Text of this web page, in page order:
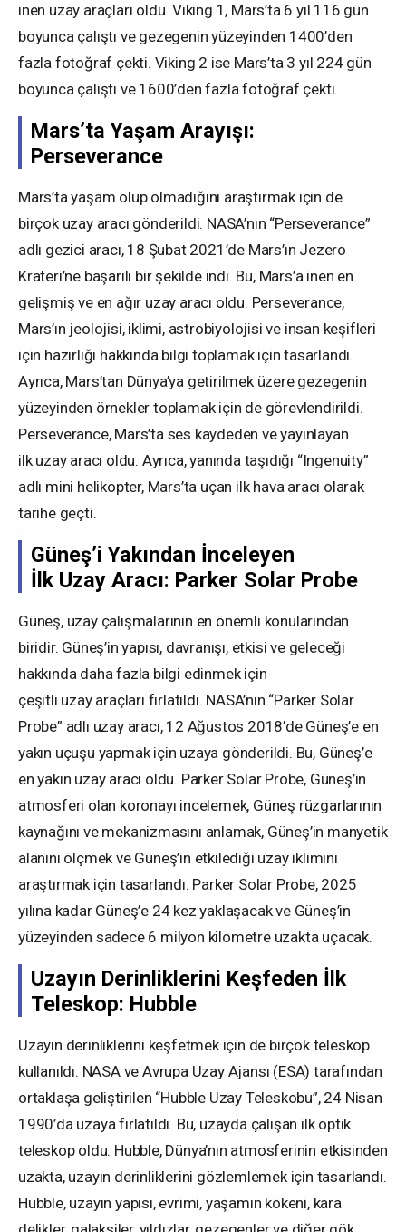
inen uzay araçları oldu. Viking 1, Mars’ta 6 yıl 116 gün
boyunca çalıştı ve gezegenin yüzeyinden 1400’den
fazla fotoğraf çekti. Viking 2 ise Mars’ta 3 yıl 224 gün
boyunca çalıştı ve 1600’den fazla fotoğraf çekti.
Mars’ta Yaşam Arayışı:
Perseverance
Mars’ta yaşam olup olmadığını araştırmak için de
birçok uzay aracı gönderildi. NASA’nın “Perseverance”
adlı gezici aracı, 18 Şubat 2021’de Mars’ın Jezero
Krateri’ne başarılı bir şekilde indi. Bu, Mars’a inen en
gelişmiş ve en ağır uzay aracı oldu. Perseverance,
Mars’ın jeolojisi, iklimi, astrobiyolojisi ve insan keşifleri
için hazırlığı hakkında bilgi toplamak için tasarlandı.
Ayrıca, Mars’tan Dünya’ya getirilmek üzere gezegenin
yüzeyinden örnekler toplamak için de görevlendirildi.
Perseverance, Mars’ta ses kaydeden ve yayınlayan
ilk uzay aracı oldu. Ayrıca, yanında taşıdığı “Ingenuity”
adlı mini helikopter, Mars’ta uçan ilk hava aracı olarak
tarihe geçti.
Güneş’i Yakından İnceleyen
İlk Uzay Aracı: Parker Solar Probe
Güneş, uzay çalışmalarının en önemli konularından
biridir. Güneş’in yapısı, davranışı, etkisi ve geleceği
hakkında daha fazla bilgi edinmek için
çeşitli uzay araçları fırlatıldı. NASA’nın “Parker Solar
Probe” adlı uzay aracı, 12 Ağustos 2018’de Güneş’e en
yakın uçuşu yapmak için uzaya gönderildi. Bu, Güneş’e
en yakın uzay aracı oldu. Parker Solar Probe, Güneş’in
atmosferi olan koronayı incelemek, Güneş rüzgarlarının
kaynağını ve mekanizmasını anlamak, Güneş’in manyetik
alanını ölçmek ve Güneş’in etkilediği uzay iklimini
araştırmak için tasarlandı. Parker Solar Probe, 2025
yılına kadar Güneş’e 24 kez yaklaşacak ve Güneş’in
yüzeyinden sadece 6 milyon kilometre uzakta uçacak.
Uzayın Derinliklerini Keşfeden İlk
Teleskop: Hubble
Uzayın derinliklerini keşfetmek için de birçok teleskop
kullanıldı. NASA ve Avrupa Uzay Ajansı (ESA) tarafından
ortaklaşa geliştirilen “Hubble Uzay Teleskobu”, 24 Nisan
1990’da uzaya fırlatıldı. Bu, uzayda çalışan ilk optik
teleskop oldu. Hubble, Dünya’nın atmosferinin etkisinden
uzakta, uzayın derinliklerini gözlemlemek için tasarlandı.
Hubble, uzayın yapısı, evrimi, yaşamın kökeni, kara